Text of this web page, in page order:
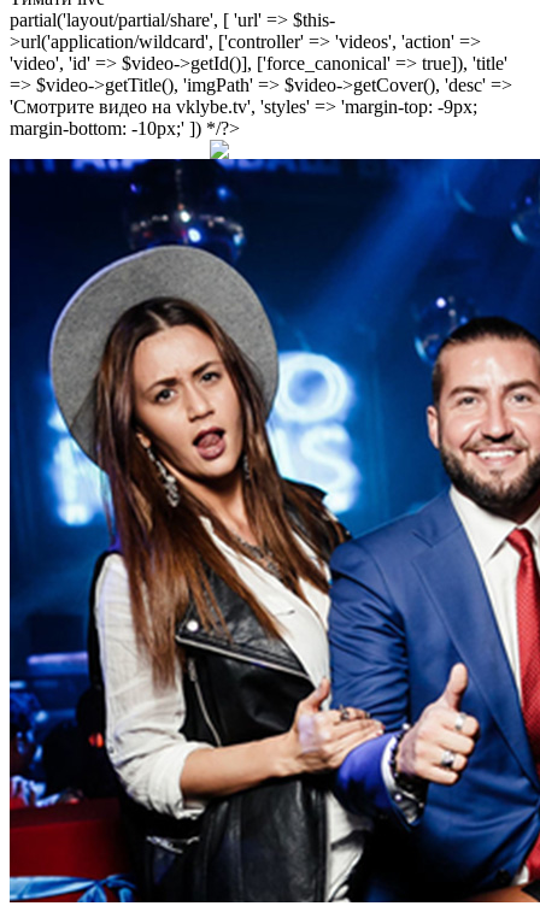
partial('layout/partial/share', [ 'url' => $this-
>url('application/wildcard', ['controller' => 'videos', 'action' =>
'video', 'id' => $video->getId()], ['force_canonical' => true]), 'title'
=> $video->getTitle(), 'imgPath' => $video->getCover(), 'desc' =>
'Смотрите видео на vklybe.tv', 'styles' => 'margin-top: -9px;
margin-bottom: -10px;' ]) */?>